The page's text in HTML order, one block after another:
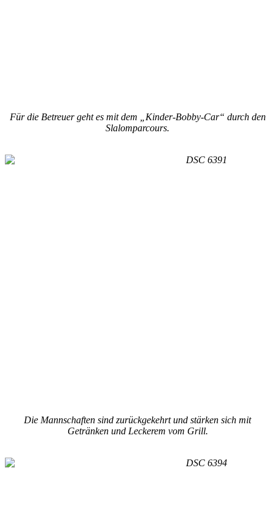
Für die Betreuer geht es mit dem „Kinder-Bobby-Car“ durch den
Slalomparcours.
Die Mannschaften sind zurückgekehrt und stärken sich mit
Getränken und Leckerem vom Grill.